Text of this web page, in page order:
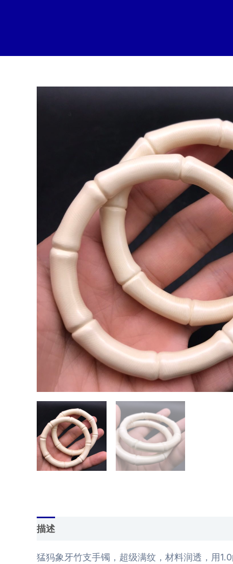
描述
猛犸象牙竹支手镯，超级满纹，材料润透，用